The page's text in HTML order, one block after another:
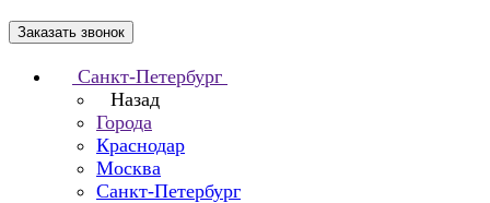
Заказать звонок
Санкт-Петербург
Назад
Города
Краснодар
Москва
Санкт-Петербург